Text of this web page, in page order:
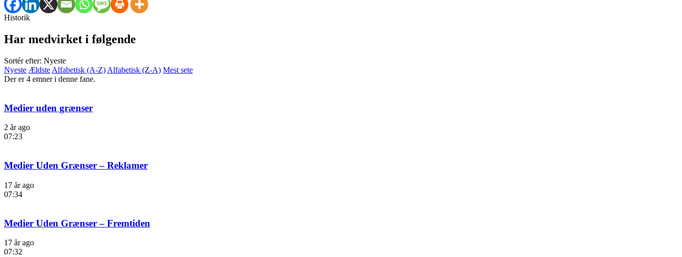
Historik
Har medvirket i følgende
Sortér efter: Nyeste
Nyeste Ældste Alfabetisk (A-Z) Alfabetisk (Z-A) Mest sete
Der er 4 emner i denne fane.
Medier uden grænser
2 år ago
07:23
Medier Uden Grænser – Reklamer
17 år ago
07:34
Medier Uden Grænser – Fremtiden
17 år ago
07:32